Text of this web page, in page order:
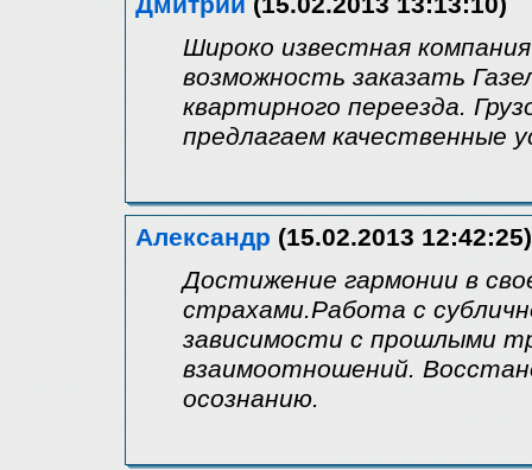
Широко известная
возможность заказать
квартирного переезда.
предлагаем качественные
Александр (15.02.2013 12:42:25)
Достижение гармонии в
страхами.Работа с
зависимости с прошлыми
взаимоотношений.
осознанию.